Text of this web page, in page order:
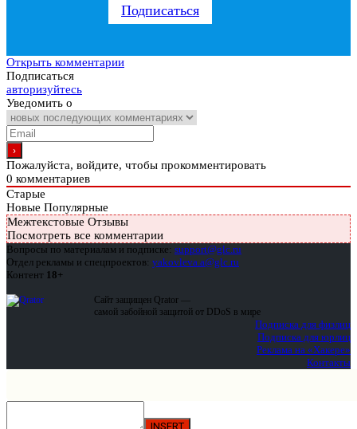
Подписаться
Открыть комментарии
Подписаться
авторизуйтесь
Уведомить о
Пожалуйста, войдите, чтобы прокомментировать
0 комментариев
Старые
Новые Популярные
Межтекстовые Отзывы
Посмотреть все комментарии
Вопросы по материалам и подписке: support@glc.ru
Отдел рекламы и спецпроектов: yakovleva.a@glc.ru
Контент 18+
Сайт защищен Qrator —
самой забойной защитой от DDoS в мире
Подписка для физлиц
Подписка для юрлиц
Реклама на «Хакере»
Контакты
INSERT